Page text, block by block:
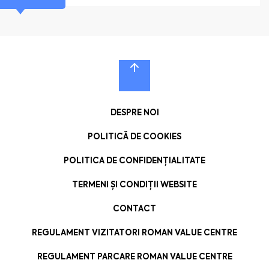
DESPRE NOI
POLITICĂ DE COOKIES
POLITICA DE CONFIDENȚIALITATE
TERMENI ȘI CONDIȚII WEBSITE
CONTACT
REGULAMENT VIZITATORI ROMAN VALUE CENTRE
REGULAMENT PARCARE ROMAN VALUE CENTRE